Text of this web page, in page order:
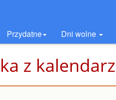
Przydatne Dni wolne
z